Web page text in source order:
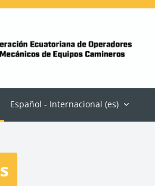
Español - Internacional ‎(es)‎